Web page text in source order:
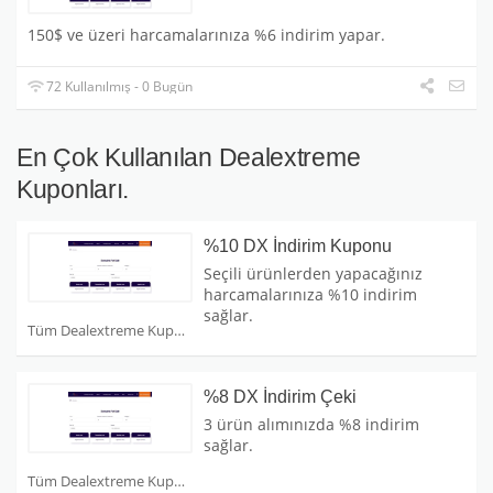
150$ ve üzeri harcamalarınıza %6 indirim yapar.
72 Kullanılmış - 0 Bugün
En Çok Kullanılan Dealextreme
Kuponları.
Tüm Dealextreme Kuponları
%10 DX İndirim Kuponu
Seçili ürünlerden yapacağınız
harcamalarınıza %10 indirim
sağlar.
Tüm Dealextreme Kuponları
%8 DX İndirim Çeki
3 ürün alımınızda %8 indirim
sağlar.